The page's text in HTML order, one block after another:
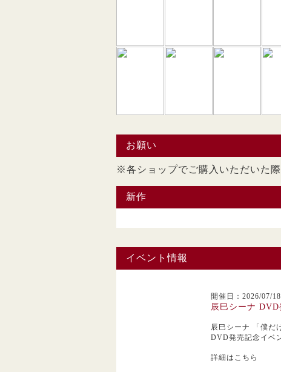
お願い
※各ショップでご購入いた
新作
イベント情報
開催日：2026/07/18
辰巳シーナ DVD
辰巳シーナ
「僕だ
DVD発売記念イベ
詳細はこちら